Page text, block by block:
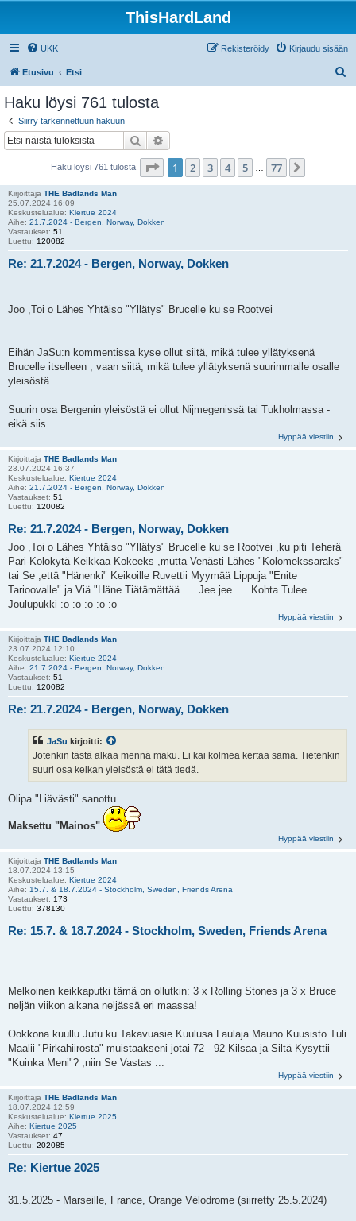
ThisHardLand
UKK Kirjaudu sisään
Rekisteröidy
Etusivu Etsi
Haku löysi 761 tulosta
Siirry tarkennettuun hakuun
Etsi
Haku löysi 761 tulosta Sivu /77
1 2 3 4 5 77
Kirjoittaja THE Badlands Man
25.07.2024 16:09
Keskustelualue: Kiertue 2024
Aihe: 21.7.2024 - Bergen, Norway, Dokken
Vastaukset: 51
Luettu: 120082
Re: 21.7.2024 - Bergen, Norway, Dokken
Joo ,Toi o Lähes Yhtäiso "Yllätys" Brucelle ku se Rootvei
Eihän JaSu:n kommentissa kyse ollut siitä, mikä tulee yllätyksenä
Brucelle itselleen , vaan siitä, mikä tulee yllätyksenä suurimmalle osalle
yleisöstä.
Suurin osa Bergenin yleisöstä ei ollut Nijmegenissä tai Tukholmassa -
eikä siis ...
Hyppää viestiin
Kirjoittaja THE Badlands Man
23.07.2024 16:37
Keskustelualue: Kiertue 2024
Aihe: 21.7.2024 - Bergen, Norway, Dokken
Vastaukset: 51
Luettu: 120082
Re: 21.7.2024 - Bergen, Norway, Dokken
Joo ,Toi o Lähes Yhtäiso "Yllätys" Brucelle ku se Rootvei ,ku piti Teherä
Pari-Kolokytä Keikkaa Kokeeks ,mutta Venästi Lähes "Kolomekssaraks"
tai Se ,että "Hänenki" Keikoille Ruvettii Myymää Lippuja "Enite
Tarioovalle" ja Viä "Häne Tiätämättää .....Jee jee..... Kohta Tulee
Joulupukki :o :o :o :o :o
Hyppää viestiin
Kirjoittaja THE Badlands Man
23.07.2024 12:10
Keskustelualue: Kiertue 2024
Aihe: 21.7.2024 - Bergen, Norway, Dokken
Vastaukset: 51
Luettu: 120082
Re: 21.7.2024 - Bergen, Norway, Dokken
JaSu kirjoitti:
Jotenkin tästä alkaa mennä maku. Ei kai kolmea kertaa sama. Tietenkin
suuri osa keikan yleisöstä ei tätä tiedä.
Olipa "Liävästi" sanottu......
Maksettu "Mainos"
Hyppää viestiin
Kirjoittaja THE Badlands Man
18.07.2024 13:15
Keskustelualue: Kiertue 2024
Aihe: 15.7. & 18.7.2024 - Stockholm, Sweden, Friends Arena
Vastaukset: 173
Luettu: 378130
Re: 15.7. & 18.7.2024 - Stockholm, Sweden, Friends Arena
Melkoinen keikkaputki tämä on ollutkin: 3 x Rolling Stones ja 3 x Bruce
neljän viikon aikana neljässä eri maassa!
Ookkona kuullu Jutu ku Takavuasie Kuulusa Laulaja Mauno Kuusisto Tuli
Maalii "Pirkahiirosta" muistaakseni jotai 72 - 92 Kilsaa ja Siltä Kysyttii
"Kuinka Meni"? ,niin Se Vastas ...
Hyppää viestiin
Kirjoittaja THE Badlands Man
18.07.2024 12:59
Keskustelualue: Kiertue 2025
Aihe: Kiertue 2025
Vastaukset: 47
Luettu: 202085
Re: Kiertue 2025
31.5.2025 - Marseille, France, Orange Vélodrome (siirretty 25.5.2024)